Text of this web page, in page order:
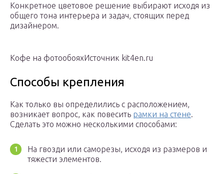
Конкретное цветовое решение выбирают исходя из
общего тона интерьера и задач, стоящих перед
дизайнером.
Кофе на фотообояхИсточник kit4en.ru
Способы крепления
Как только вы определились с расположением,
возникает вопрос, как повесить рамки на стене.
Сделать это можно несколькими способами:
На гвозди или саморезы, исходя из размеров и
тяжести элементов.